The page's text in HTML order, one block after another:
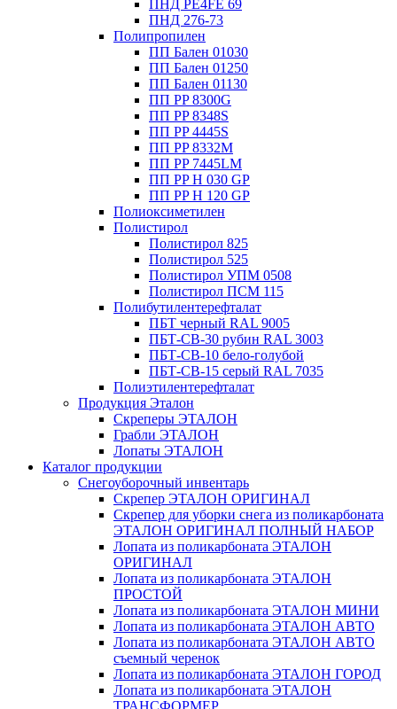
ПНД PE4FE 69
ПНД 276-73
Полипропилен
ПП Бален 01030
ПП Бален 01250
ПП Бален 01130
ПП PP 8300G
ПП PP 8348S
ПП PP 4445S
ПП PP 8332M
ПП PP 7445LM
ПП PP H 030 GP
ПП PP H 120 GP
Полиоксиметилен
Полистирол
Полистирол 825
Полистирол 525
Полистирол УПМ 0508
Полистирол ПСМ 115
Полибутилентерефталат
ПБТ черный RAL 9005
ПБТ-СВ-30 рубин RAL 3003
ПБТ-СВ-10 бело-голубой
ПБТ-СВ-15 серый RAL 7035
Полиэтилентерефталат
Продукция Эталон
Скреперы ЭТАЛОН
Грабли ЭТАЛОН
Лопаты ЭТАЛОН
Каталог продукции
Снегоуборочный инвентарь
Скрепер ЭТАЛОН ОРИГИНАЛ
Скрепер для уборки снега из поликарбоната
ЭТАЛОН ОРИГИНАЛ ПОЛНЫЙ НАБОР
Лопата из поликарбоната ЭТАЛОН
ОРИГИНАЛ
Лопата из поликарбоната ЭТАЛОН
ПРОСТОЙ
Лопата из поликарбоната ЭТАЛОН МИНИ
Лопата из поликарбоната ЭТАЛОН АВТО
Лопата из поликарбоната ЭТАЛОН АВТО
съемный черенок
Лопата из поликарбоната ЭТАЛОН ГОРОД
Лопата из поликарбоната ЭТАЛОН
ТРАНСФОРМЕР